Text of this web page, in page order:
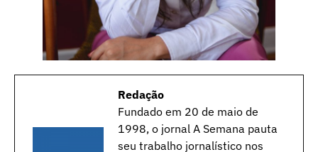
Redação
Fundado em 20 de maio de
1998, o jornal A Semana pauta
seu trabalho jornalístico nos